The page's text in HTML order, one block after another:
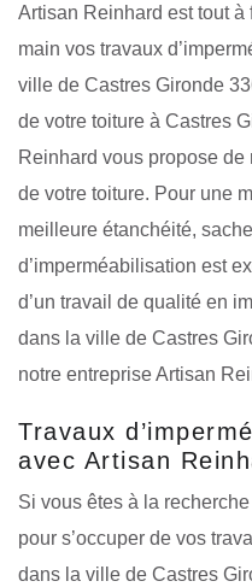
Artisan Reinhard est tout à
main vos travaux
ville de Castres Gironde
de votre toiture à Castres
Reinhard vous propose
de votre toiture. Pour une
meilleure étanchéité,
d’imperméabilisation est
d’un travail de qualité en
dans la ville de Castres
notre entreprise Artisan
Travaux
avec Artisan
Si vous êtes à la
pour s’occuper de vos
dans la ville de Castres